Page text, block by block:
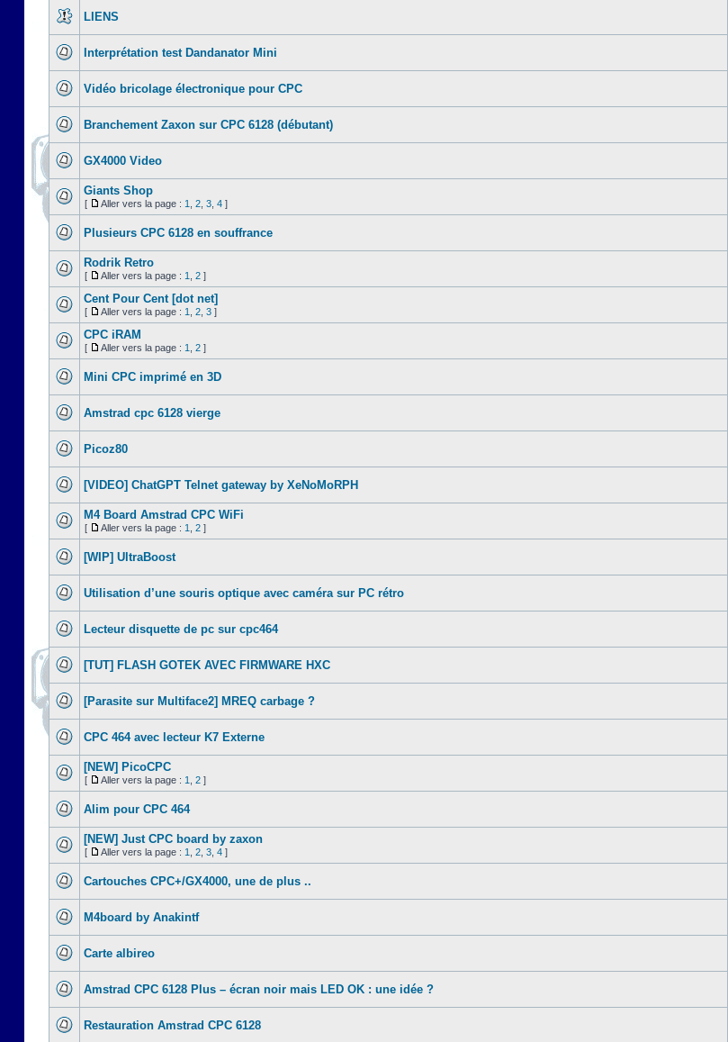
LIENS
Interprétation test Dandanator Mini
Vidéo bricolage électronique pour CPC
Branchement Zaxon sur CPC 6128 (débutant)
GX4000 Video
Giants Shop
[ Aller vers la page : 1 2 3 4 ]
Plusieurs CPC 6128 en souffrance
Rodrik Retro
[ Aller vers la page : 1 2 ]
Cent Pour Cent [dot net]
[ Aller vers la page : 1 2 3 ]
CPC iRAM
[ Aller vers la page : 1 2 ]
Mini CPC imprimé en 3D
Amstrad cpc 6128 vierge
Picoz80
[VIDEO] ChatGPT Telnet gateway by XeNoMoRPH
M4 Board Amstrad CPC WiFi
[ Aller vers la page : 1 2 ]
[WIP] UltraBoost
Utilisation d’une souris optique avec caméra sur PC rétro
Lecteur disquette de pc sur cpc464
[TUT] FLASH GOTEK AVEC FIRMWARE HXC
[Parasite sur Multiface2] MREQ carbage ?
CPC 464 avec lecteur K7 Externe
[NEW] PicoCPC
[ Aller vers la page : 1 2 ]
Alim pour CPC 464
[NEW] Just CPC board by zaxon
[ Aller vers la page : 1 2 3 4 ]
Cartouches CPC+/GX4000, une de plus ..
M4board by Anakintf
Carte albireo
Amstrad CPC 6128 Plus – écran noir mais LED OK : une idée ?
Restauration Amstrad CPC 6128